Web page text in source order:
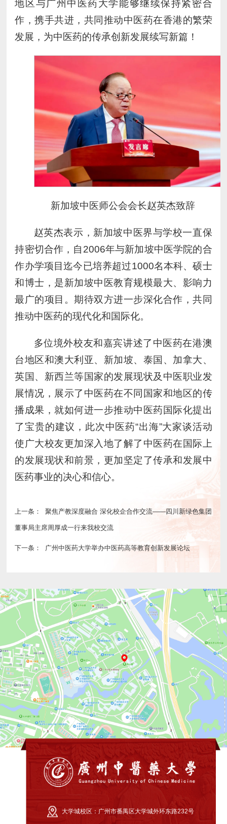
地区与广州中医药大学能够继续保持紧密合
作，携手共进，共同推动中医药在香港的繁荣
发展，为中医药的传承创新发展续写新篇！
新加坡中医师公会会长赵英杰致辞
赵英杰表示，新加坡中医界与学校一直保
持密切合作，自2006年与新加坡中医学院的合
作办学项目迄今已培养超过1000名本科、硕士
和博士，是新加坡中医教育规模最大、影响力
最广的项目。期待双方进一步深化合作，共同
推动中医药的现代化和国际化。
多位境外校友和嘉宾讲述了中医药在港澳
台地区和澳大利亚、新加坡、泰国、加拿大、
英国、新西兰等国家的发展现状及中医职业发
展情况，展示了中医药在不同国家和地区的传
播成果，就如何进一步推动中医药国际化提出
了宝贵的建议，此次中医药“出海”大家谈活动
使广大校友更加深入地了解了中医药在国际上
的发展现状和前景，更加坚定了传承和发展中
医药事业的决心和信心。
上一条： 聚焦产教深度融合 深化校企合作交流——四川新绿色集团
董事局主席周厚成一行来我校交流
下一条： 广州中医药大学举办中医药高等教育创新发展论坛
大学城校区： 广州市番禺区大学城外环东路232号